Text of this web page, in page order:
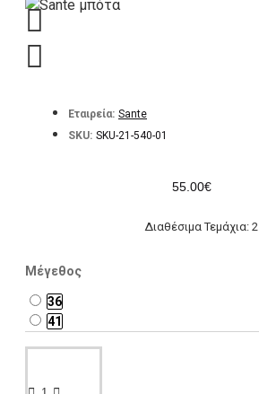
Εταιρεία: Sante
SKU: SKU-21-540-01
55.00€
Διαθέσιμα Τεμάχια: 2
Μέγεθος
36
41